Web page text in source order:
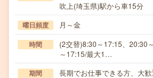
吹上(埼玉県)駅から車15分
曜日頻度 月～金
時間
(2交替)8:30～17:15、
～17:15/最大1…
期間 長期でお仕事できる方、大歓